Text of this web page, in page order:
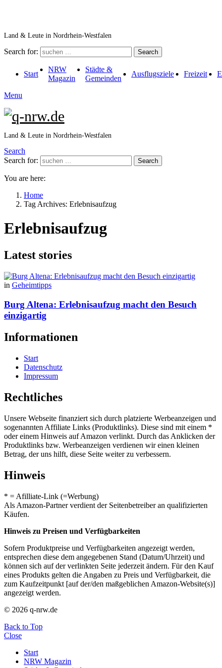
Land & Leute in Nordrhein-Westfalen
Search for: Search
Start
NRW
Magazin
Städte &
Gemeinden
Ausflugsziele Freizeit
Menu
Land & Leute in Nordrhein-Westfalen
Search
Search for:
Search
You are here:
Home
Tag Archives: Erlebnisaufzug
Erlebnisaufzug
Latest stories
in Geheimtipps
Burg Altena: Erlebnisaufzug macht den Besuch
einzigartig
Informationen
Start
Datenschutz
Impressum
Rechtliches
Unsere Webseite finanziert sich durch platzierte Werbeanzeigen und
sogenannten Affiliate Links (Produktlinks). Diese sind mit einem *
oder einem Hinweis auf Amazon verlinkt. Durch das Anklicken der
Produktlinks bzw. Werbeanzeigen verdienen wir einen kleinen
Betrag, der uns hilft, diese Seite weiter zu verbessern.
Hinweis
* = Afilliate-Link (=Werbung)
Als Amazon-Partner verdient der Seitenbetreiber an qualifizierten
Käufen.
Hinweis zu Preisen und Verfügbarkeiten
Sofern Produktpreise und Verfügbarkeiten angezeigt werden,
entsprechen diese dem angegebenen Stand (Datum/Uhrzeit) und
können sich auf der verlinkten Seite jederzeit ändern. Für den Kauf
eines Produkts gelten die Angaben zu Preis und Verfügbarkeit, die
zum Kaufzeitpunkt [auf der/den maßgeblichen Amazon-Website(s)]
angezeigt werden.
© 2026 q-nrw.de
Back to Top
Close
Start
NRW Magazin